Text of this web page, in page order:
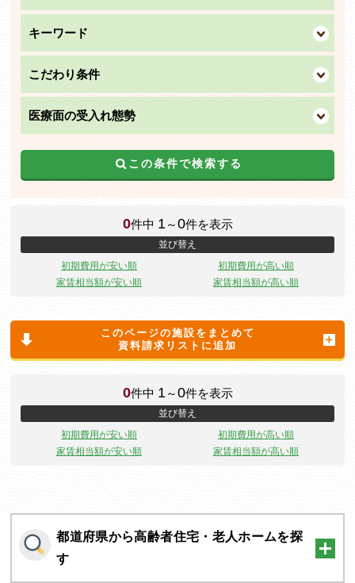
キーワード
こだわり条件
医療面の受入れ態勢
この条件で検索する
0件中 1 ～0件を表示
並び替え
初期費用が安い順
初期費用が高い順
家賃相当額が安い順
家賃相当額が高い順
このページの施設をまとめて
資料請求リストに追加
0件中 1 ～0件を表示
並び替え
初期費用が安い順
初期費用が高い順
家賃相当額が安い順
家賃相当額が高い順
都道府県から高齢者住宅・老人ホームを探
す